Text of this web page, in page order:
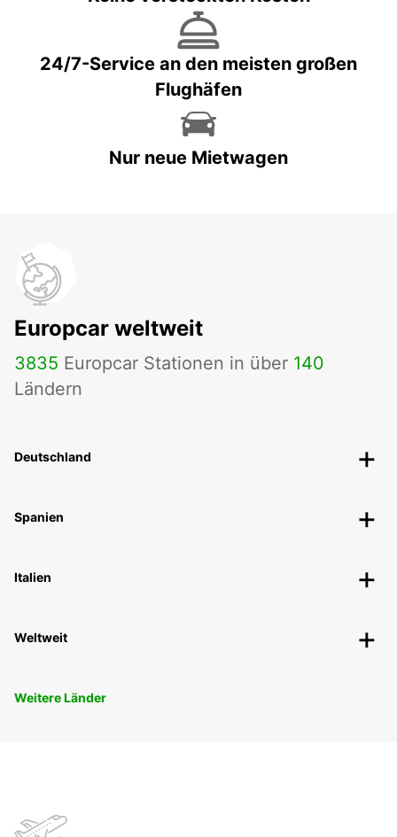
24/7-Service an den meisten großen
Flughäfen
Nur neue Mietwagen
Europcar weltweit
3835 Europcar Stationen in über 140
Ländern
Deutschland
Spanien
Italien
Weltweit
Weitere Länder